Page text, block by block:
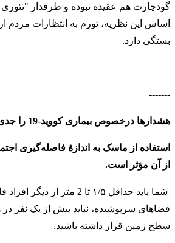
گودچارت هم عقیده نبوده و طرفدار
اساس این نظریه، تورم به انتظارات مردم
بستگی دارد.
-------
هشدارها درخصوص بیماری کووید-19 را جدی بگیرید
استفاده از ماسک به اندازهٔ فاصله‌گیری
از آن مؤثر است.
شما باید حداقل ۱/۵ تا 2 متر
فضاهای سرپوشیده، نباید بیش از یک نفر در
سطح زمین قرار داشته باشید.